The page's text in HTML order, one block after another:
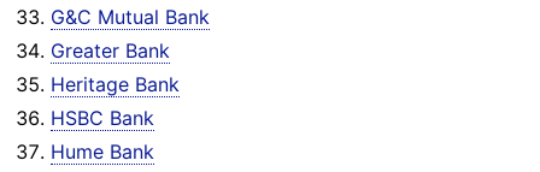
G&C Mutual Bank
Greater Bank
Heritage Bank
HSBC Bank
Hume Bank